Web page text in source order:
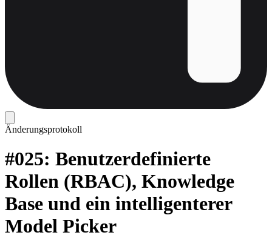
Änderungsprotokoll
#025: Benutzerdefinierte
Rollen (RBAC), Knowledge
Base und ein intelligenterer
Model Picker